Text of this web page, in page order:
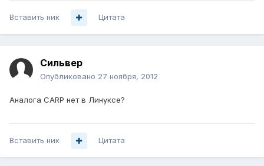
Вставить ник Цитата
Сильвер
Опубликовано 27 ноября, 2012
Аналога CARP нет в Линуксе?
Вставить ник Цитата